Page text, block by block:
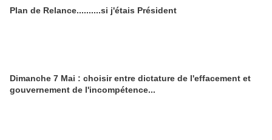
Plan de Relance..........si j'étais Président
Dimanche 7 Mai : choisir entre dictature de l'effacement et
gouvernement de l'incompétence...